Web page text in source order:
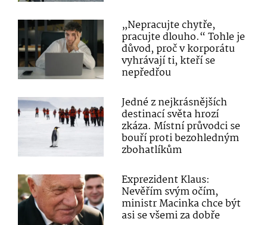
„Nepracujte chytře,
pracujte dlouho.“ Tohle je
důvod, proč v korporátu
vyhrávají ti, kteří se
nepředřou
Jedné z nejkrásnějších
destinací světa hrozí
zkáza. Místní průvodci se
bouří proti bezohledným
zbohatlíkům
Exprezident Klaus:
Nevěřím svým očím,
ministr Macinka chce být
asi se všemi za dobře